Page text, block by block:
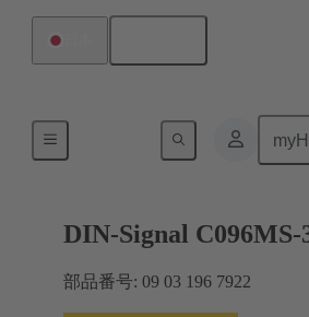
マザーボード ツー ドーターカ
DIN-Signal C096MS-
部品番号: 09 03 196 7922